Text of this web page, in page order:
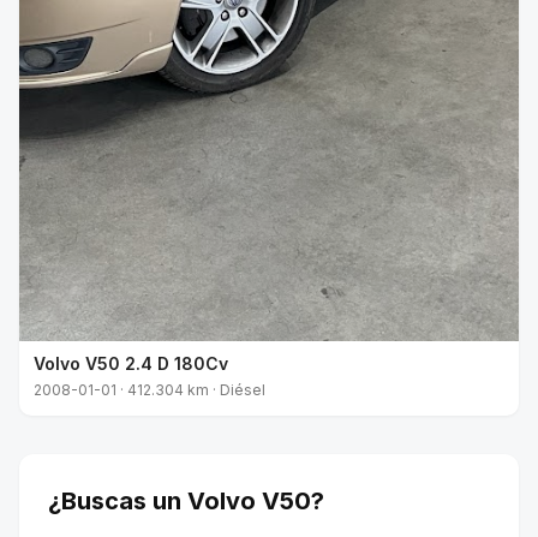
Volvo V50 2.4 D 180Cv
2008-01-01 · 412.304 km · Diésel
¿Buscas un Volvo V50?